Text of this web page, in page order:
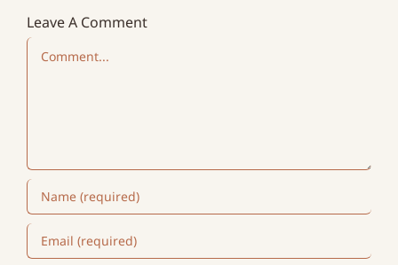
Leave A Comment
Comment